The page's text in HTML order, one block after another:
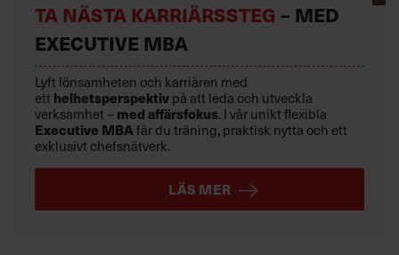
TA NÄSTA KARRIÄRSSTEG – MED
EXECUTIVE MBA
Lyft lönsamheten och karriären med
ett helhetsperspektivpå att leda och utveckla
verksamhet – med affärsfokus. I vår unikt flexibla
Executive MBAfår du träning, praktisk nytta och ett
exklusivt chefsnätverk.
LÄS MER